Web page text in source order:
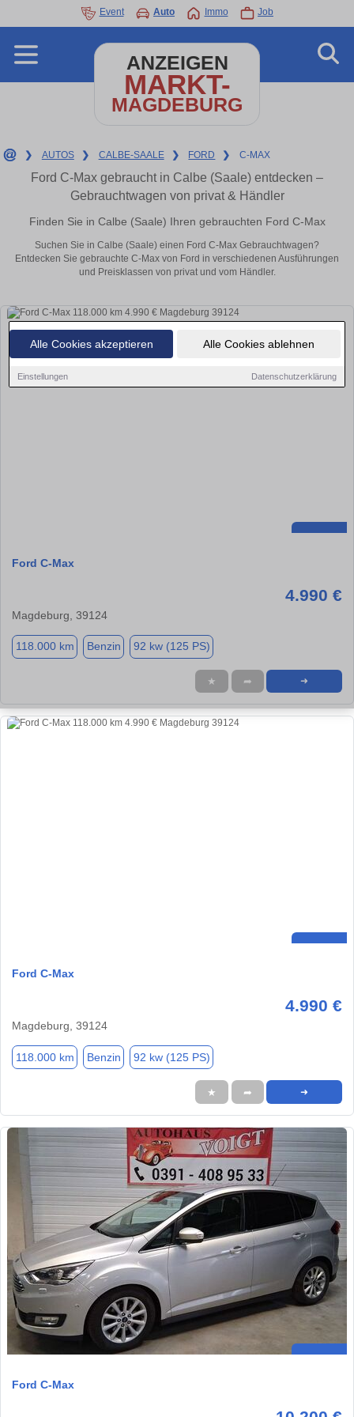
Alle Cookies akzeptieren Alle Cookies ablehnen
Einstellungen Datenschutzerklärung
Event Auto Immo Job
ANZEIGEN
MARKT-
MAGDEBURG
❯ AUTOS ❯ CALBE-SAALE ❯ FORD ❯ C-MAX
Ford C-Max gebraucht in Calbe (Saale) entdecken –
Gebrauchtwagen von privat & Händler
Finden Sie in Calbe (Saale) Ihren gebrauchten Ford C-Max
Suchen Sie in Calbe (Saale) einen Ford C-Max Gebrauchtwagen?
Entdecken Sie gebrauchte C-Max von Ford in verschiedenen Ausführungen
und Preisklassen von privat und vom Händler.
Ford C-Max
4.990 €
Magdeburg, 39124
118.000 km Benzin 92 kw (125 PS)
★ ➦ ➜
Ford C-Max
4.990 €
Magdeburg, 39124
118.000 km Benzin 92 kw (125 PS)
★ ➦ ➜
Ford C-Max